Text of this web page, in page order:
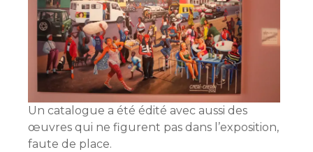
Un catalogue a été édité avec aussi des
œuvres qui ne figurent pas dans l’exposition,
faute de place.